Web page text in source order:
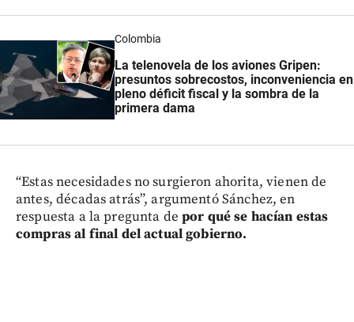
Colombia
La telenovela de los aviones Gripen:
presuntos sobrecostos, inconveniencia en
pleno déficit fiscal y la sombra de la
primera dama
“Estas necesidades no surgieron ahorita, vienen de
antes, décadas atrás”, argumentó Sánchez, en
respuesta a la pregunta depor qué se hacían estas
compras al final del actual gobierno.